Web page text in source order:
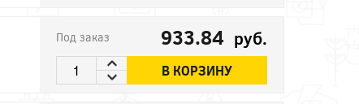
Под заказ 933.84 руб.
В КОРЗИНУ